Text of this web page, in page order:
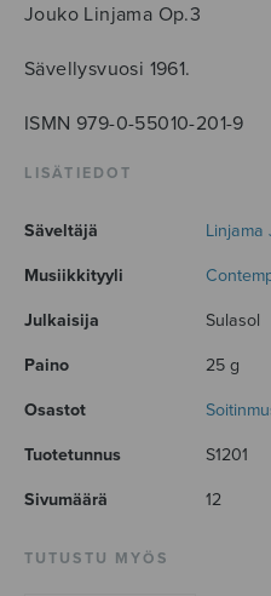
Jouko Linjama Op.3
Sävellysvuosi 1961.
ISMN 979-0-55010-201-9
LISÄTIEDOT
Säveltäjä Linjama
Musiikkityyli
Julkaisija Sulasol
Paino 25 g
Osastot
Tuotetunnus S1201
Sivumäärä 12
TUTUSTU MYÖS